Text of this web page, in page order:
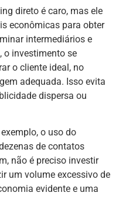
direto é caro, mas ele
econômicas para obter
intermediários e
o investimento se
o cliente ideal, no
adequada. Isso evita
dispersa ou
o uso do
de contatos
não é preciso investir
um volume excessivo de
evidente e uma